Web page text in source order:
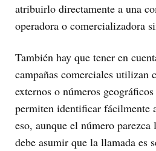
atribuirlo directamente a una
operadora o comercializadora
También hay que tener en
campañas comerciales utilizan
externos o números
permiten identificar fácilmente
eso, aunque el número
debe asumir que la llamada es